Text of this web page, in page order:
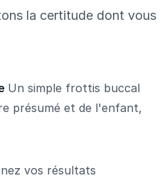
la certitude dont vous
Un simple frottis buccal
présumé et de l'enfant,
vos résultats